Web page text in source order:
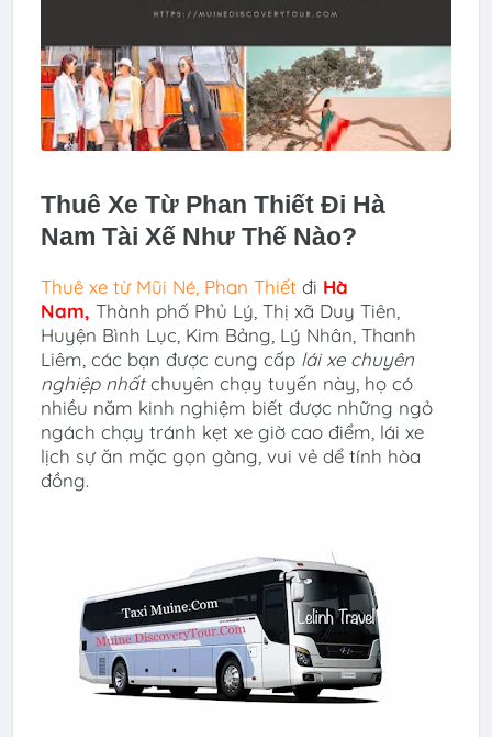
Thuê Xe Từ Phan Thiết Đi Hà
Nam Tài Xế Như Thế Nào?
Thuê xe từ Mũi Né, Phan Thiết đi Hà
Nam, Thành phố Phủ Lý, Thị xã Duy Tiên,
Huyện Bình Lục, Kim Bảng, Lý Nhân, Thanh
Liêm các bạn được cung cấp lái xe chuyên
nghiệp nhấtchuyên chạy tuyến này, họ có
nhiều năm kinh nghiệm biết được những ngỏ
ngách chạy tránh kẹt xe giờ cao điểm, lái xe
lịch sự ăn mặc gọn gàng, vui vẻ dể tính hòa
đồng.